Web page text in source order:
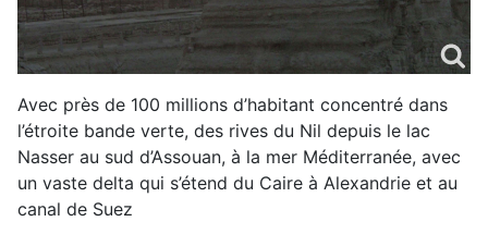
Avec près de 100 millions d’habitant concentré dans
l’étroite bande verte, des rives du Nil depuis le lac
Nasser au sud d’Assouan, à la mer Méditerranée, avec
un vaste delta qui s’étend du Caire à Alexandrie et au
canal de Suez